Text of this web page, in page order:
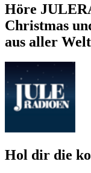
Höre
Christmas
aus aller
Hol dir die